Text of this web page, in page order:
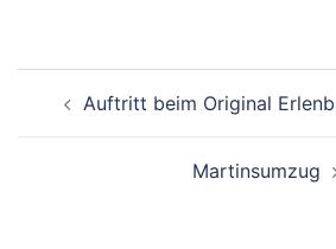
Navigation
Auftritt beim Original
Martinsumzug